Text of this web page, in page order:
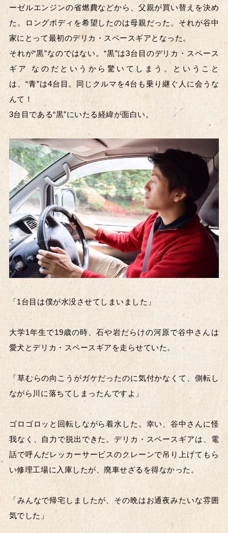
ーゼルエンジンの省燃費などから、父親が買い替えを決め
た。ロングボディを希望したのは母親だった。それが谷中
家にとって最初のデリカ・スペースギアとなった。
それが“黒”なのではない。“黒”は3台目のデリカ・スペース
ギア なのだというから驚いてしまう。ということ
は、“青”は4台目。同じクルマを4台も乗り継ぐ人に会うな
んて！
3台目である“黒”にいたる経緯が面白い。
「1台目は僕が水没させてしまいました」
大学1年生で19歳の時、石や岩だらけの河原で谷中さんは
愛犬とデリカ・スペースギアを走らせていた。
「草むらの向こうがガケだったのに気付かなくて、側転し
ながら川に落ちてしまったんですよ」
ゴロゴロッと回転しながら着水した。幸い、谷中さんに怪
我なく、自力で脱出できた。デリカ・スペースギアは、電
話で呼んだレッカーサービスのクレーンで吊り上げてもら
い修理工場に入庫したが、廃車せざるを得なかった。
「みんなで帰宅しましたが、その晩はお通夜みたいな雰囲
気でした」